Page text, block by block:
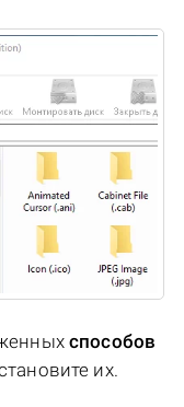
способов
их.